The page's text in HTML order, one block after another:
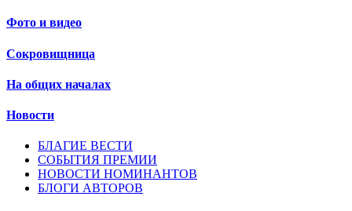
Фото и видео
Сокровищница
На общих началах
Новости
БЛАГИЕ ВЕСТИ
СОБЫТИЯ ПРЕМИИ
НОВОСТИ НОМИНАНТОВ
БЛОГИ АВТОРОВ